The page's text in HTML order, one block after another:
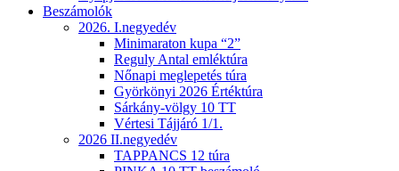
Beszámolók
2026. I.negyedév
Minimaraton kupa “2”
Reguly Antal emléktúra
Nőnapi meglepetés túra
Györkönyi 2026 Értéktúra
Sárkány-völgy 10 TT
Vértesi Tájjáró 1/1.
2026 II.negyedév
TAPPANCS 12 túra